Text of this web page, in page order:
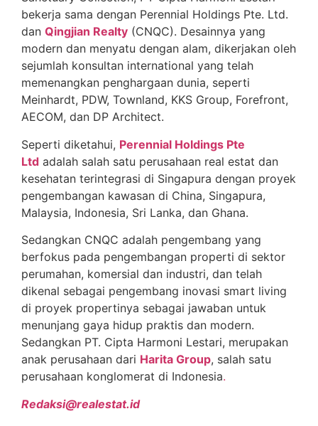
bekerja sama dengan Perennial Holdings Pte. Ltd.
dan Qingjian Realty (CNQC). Desainnya yang
modern dan menyatu dengan alam, dikerjakan oleh
sejumlah konsultan international yang telah
memenangkan penghargaan dunia, seperti
Meinhardt, PDW, Townland, KKS Group, Forefront,
AECOM, dan DP Architect.
Seperti diketahui, Perennial Holdings Pte
Ltd adalah salah satu perusahaan real estat dan
kesehatan terintegrasi di Singapura dengan proyek
pengembangan kawasan di China, Singapura,
Malaysia, Indonesia, Sri Lanka, dan Ghana.
Sedangkan CNQC adalah pengembang yang
berfokus pada pengembangan properti di sektor
perumahan, komersial dan industri, dan telah
dikenal sebagai pengembang inovasi smart living
di proyek propertinya sebagai jawaban untuk
menunjang gaya hidup praktis dan modern.
Sedangkan PT. Cipta Harmoni Lestari, merupakan
anak perusahaan dari Harita Group, salah satu
perusahaan konglomerat di Indonesia.
Redaksi@realestat.id